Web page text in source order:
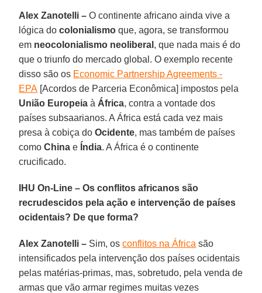
Alex Zanotelli – O continente africano ainda vive a
lógica docolonialismo que, agora, se transformou
em neocolonialismo neoliberal , que nada mais é do
que o triunfo do mercado global. O exemplo recente
disso são os Economic Partnership Agreements -
EPA [Acordos de Parceria Econômica] impostos pela
União Europeia à África, contra a vontade dos
países subsaarianos. A África está cada vez mais
presa à cobiça doOcidente, mas também de países
comoChina e Índia. A África é o continente
crucificado.
IHU On-Line – Os conflitos africanos são
recrudescidos pela ação e intervenção de países
ocidentais? De que forma?
Alex Zanotelli – Sim, osconflitos na África são
intensificados pela intervenção dos países ocidentais
pelas matérias-primas, mas, sobretudo, pela venda de
armas que vão armar regimes muitas vezes